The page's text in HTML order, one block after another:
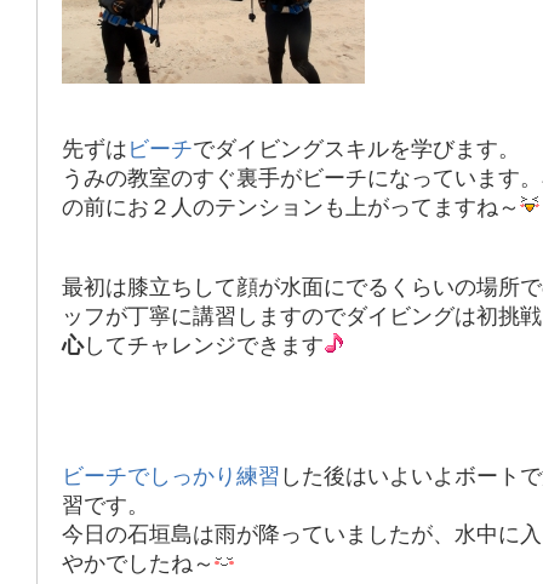
先ずは ビーチでダイビングスキルを学びます。
うみの教室のすぐ裏手がビーチになっています
の前にお２人のテンションも上がってますね～
最初は膝立ちして顔が水面にでるくらいの場所
ッフが丁寧に講習しますのでダイビングは初挑
心してチャレンジできます
ビーチでしっかり練習 した後はいよいよボート
習です。
今日の石垣島は雨が降っていましたが、 水中に
やかでしたね～